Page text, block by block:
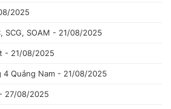
2025
SCG, SOAM - 21/08/2025
- 21/08/2025
4 Quảng Nam - 21/08/2025
27/08/2025